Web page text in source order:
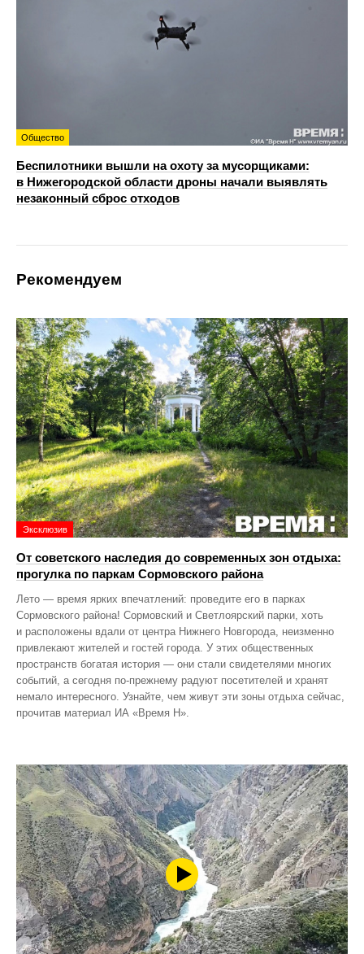
Общество
Беспилотники вышли на охоту за мусорщиками:
в Нижегородской области дроны начали выявлять
незаконный сброс отходов
Рекомендуем
Эксклюзив
От советского наследия до современных зон отдыха:
прогулка по паркам Сормовского района
Лето — время ярких впечатлений: проведите его в парках
Сормовского района! Сормовский и Светлоярский парки, хоть
и расположены вдали от центра Нижнего Новгорода, неизменно
привлекают жителей и гостей города. У этих общественных
пространств богатая история — они стали свидетелями многих
событий, а сегодня по‑прежнему радуют посетителей и хранят
немало интересного. Узнайте, чем живут эти зоны отдыха сейчас,
прочитав материал ИА «Время Н».